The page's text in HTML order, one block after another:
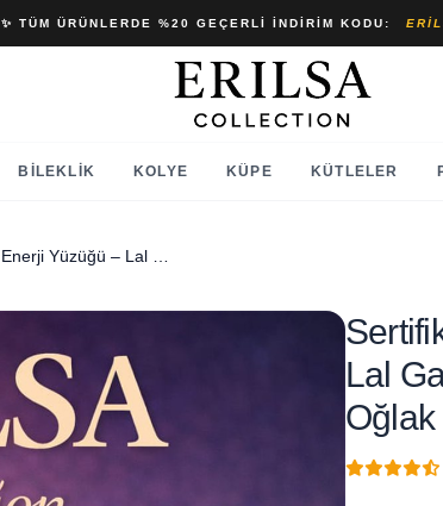
✨ TÜM ÜRÜNLERDE %20 GEÇERLI İNDIRIM KODU:
BILEKLIK KOLYE KÜPE KÜTLELER
Lal